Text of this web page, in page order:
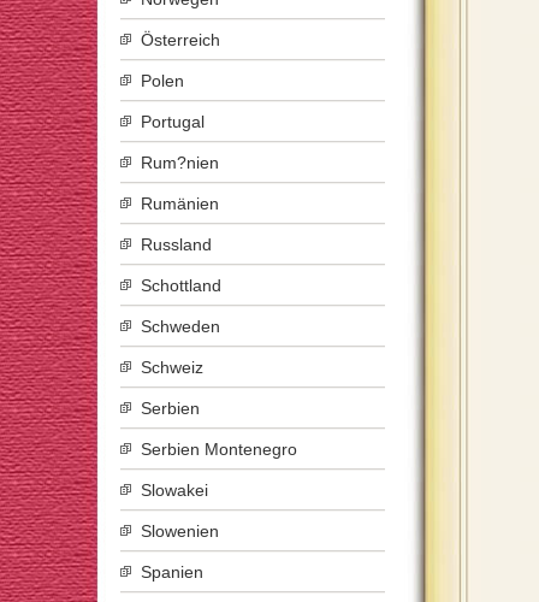
Österreich
Polen
Portugal
Rum?nien
Rumänien
Russland
Schottland
Schweden
Schweiz
Serbien
Serbien Montenegro
Slowakei
Slowenien
Spanien